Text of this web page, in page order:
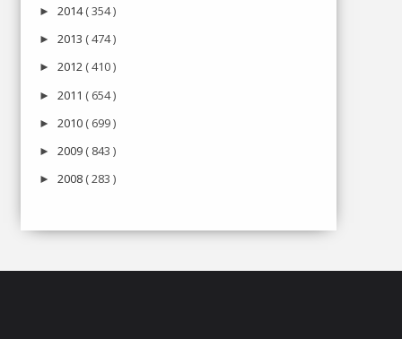
► 2014( 354 )
► 2013 ( 474 )
► 2012 ( 410 )
► 2011 ( 654 )
► 2010 ( 699 )
► 2009 ( 843 )
► 2008 ( 283 )